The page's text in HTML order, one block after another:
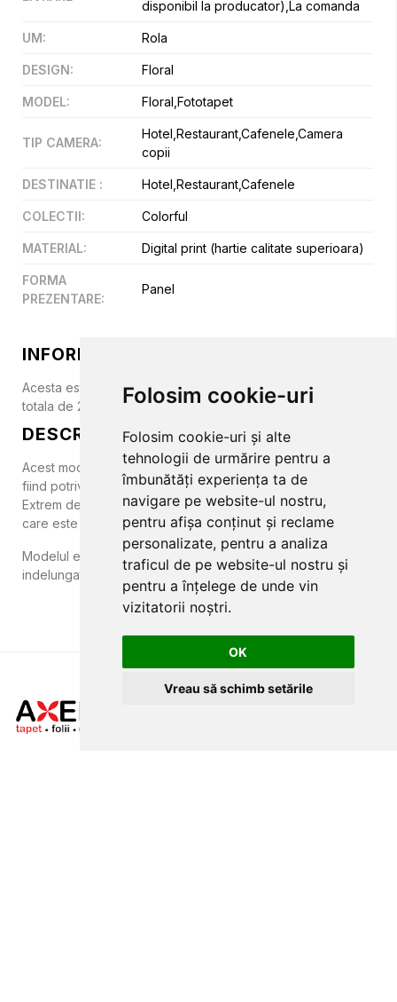
Folosim cookie-uri
Folosim cookie-uri și alte
tehnologii de urmărire pentru a
îmbunătăți experiența ta de
navigare pe website-ul nostru,
pentru afișa conținut și reclame
personalizate, pentru a analiza
traficul de pe website-ul nostru și
pentru a înțelege de unde vin
vizitatorii noștri.
OK
Vreau să schimb setările
DESCRIERE
Acest model floral cu trandafiri roz va atrage toate privirile,
fiind potrivit atat pentru decoruri clasice cat si moderne!
Extrem de viu si de realist, transpune natura in incaperea in
care este montat.
Modelul este lavabil, se monteaza usor si rezista timp
indelungat.
disponibil la producator),La comanda
UM: Rola
DESIGN: Floral
MODEL: Floral,Fototapet
TIP CAMERA:
Hotel,Restaurant,Cafenele,Camera
copii
DESTINATIE : Hotel,Restaurant,Cafenele
COLECTII: Colorful
MATERIAL: Digital print (hartie calitate superioara)
FORMA
PREZENTARE:
Panel
INFORMATII SUPLIMENTARE
Acesta este un panel realizat din 4 bucati; cu dimensiunea
totala de 200 x 280 cm.